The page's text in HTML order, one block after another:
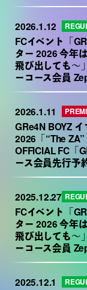
2026.1.12
FCイベント「
ター 2026 今年
飛び出しても～
ーコース会員
2026.1.11
GRe4N BOYZ
2026「“The
OFFICIAL FC「
ース会員先行予
2025.12.27
FCイベント「
ター 2026 今年
飛び出しても～
ーコース会員
2025.12.1